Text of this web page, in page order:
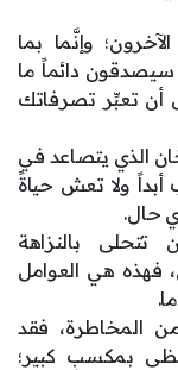
وإنَّما بما
دائماً ما
أن تعبِّر تصرفاتك
الذي يتصاعد في
أبداً ولا تعش حياةً
حال.
بالنزاهة
فهذه هي العوامل
المخاطرة، فقد
بمكسبٍ كبير؛